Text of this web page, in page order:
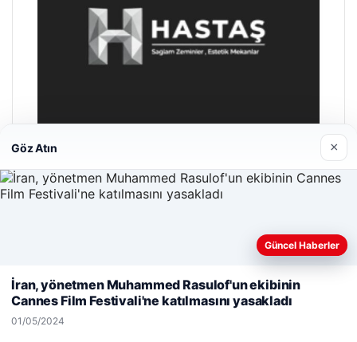
Web sitemizi nasıl kullandığınızı daha iyi anlayabilmek,
kullanıyoruz.Çerez Politikamız
Göz Atın ×
Güncel Haberler
İran, yönetmen Muhammed Rasulof'un ekibinin
Cannes Film Festivali'ne katılmasını yasakladı
01/05/2024